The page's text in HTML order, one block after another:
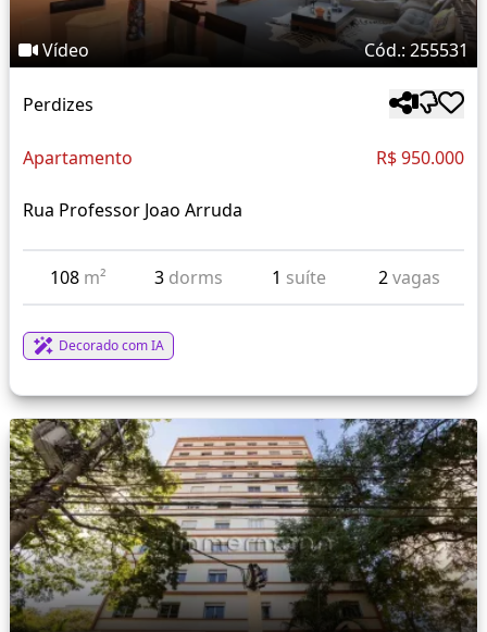
Vídeo Cód.: 255531
Perdizes
Apartamento R$ 950.000
Rua Professor Joao Arruda
108 m² 3 dorms 1 suíte 2vagas
Decorado com IA